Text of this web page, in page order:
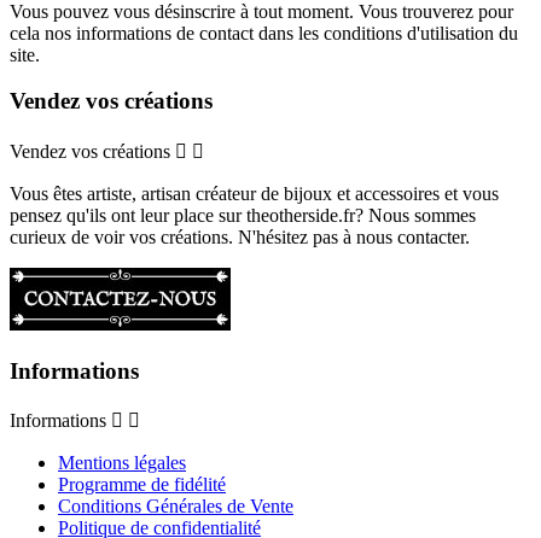
Vous pouvez vous désinscrire à tout moment. Vous trouverez pour
cela nos informations de contact dans les conditions d'utilisation du
site.
Vendez vos créations
Vendez vos créations  
Vous êtes artiste, artisan créateur de bijoux et accessoires et vous
pensez qu'ils ont leur place sur theotherside.fr? Nous sommes
curieux de voir vos créations. N'hésitez pas à nous contacter.
Informations
Informations  
Mentions légales
Programme de fidélité
Conditions Générales de Vente
Politique de confidentialité